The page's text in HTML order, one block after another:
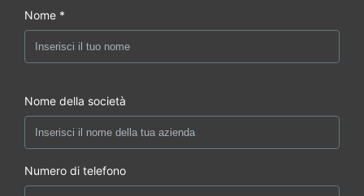
Nome *
Nome della società
Numero di telefono